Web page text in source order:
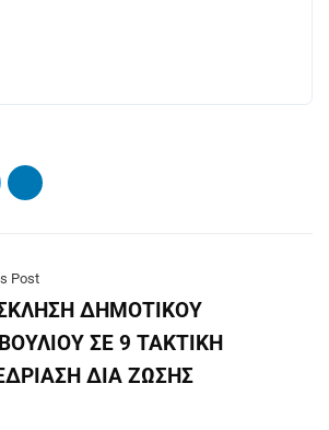
Post
ΔΗΜΟΤΙΚΟΥ
ΣΕ 9 ΤΑΚΤΙΚΗ
ΔΙΑ ΖΩΣΗΣ